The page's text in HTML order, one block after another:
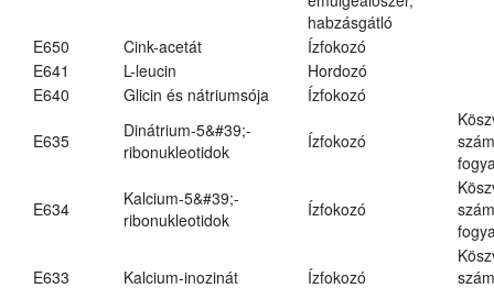
habzásgátló
E650
Cink-acetát
Ízfokozó
E641
L-leucin
Hordozó
E640
Glicin és nátriumsója Ízfokozó
E635
Dinátrium-5&#39;-
ribonukleotidok
Ízfokozó
E634
Kalcium-5&#39;-
ribonukleotidok
Ízfokozó
E633 Kalcium-inozinát Ízfokozó